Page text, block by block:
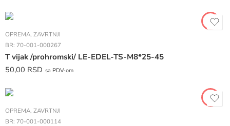
OPREMA, ZAVRTNJI
BR: 70-001-000267
T vijak /prohromski/ LE-EDEL-TS-M8*25-45
50,00 RSD sa PDV-om
OPREMA, ZAVRTNJI
BR: 70-001-000114